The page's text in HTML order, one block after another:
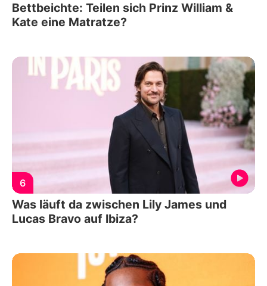
Bettbeichte: Teilen sich Prinz William &
Kate eine Matratze?
6
Was läuft da zwischen Lily James und
Lucas Bravo auf Ibiza?